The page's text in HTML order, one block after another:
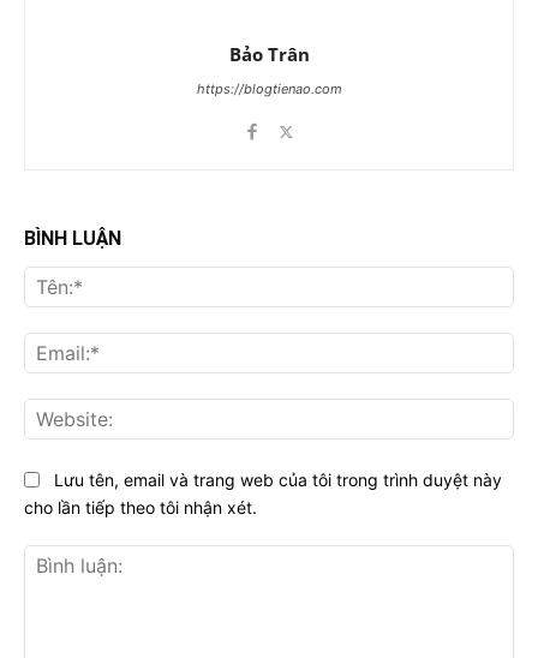
Bảo Trân
https://blogtienao.com
BÌNH LUẬN
Lưu tên, email và trang web của tôi trong trình duyệt này
cho lần tiếp theo tôi nhận xét.